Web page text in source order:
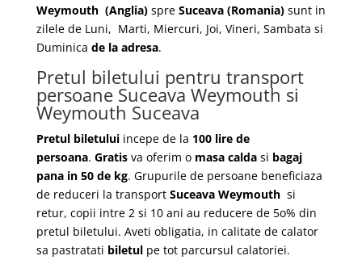
Weymouth (Anglia)spre Suceava (Romania)sunt in
zilele de Luni, Marti, Miercuri, Joi, Vineri, Sambata si
Duminica de la adresa.
Pretul biletului pentru transport
persoane Suceava Weymouth si
Weymouth Suceava
Pretul biletuluiincepe de la 100 lire de
persoana. Gratisva oferim o masa caldasi bagaj
pana in 50 de kg. Grupurile de persoane beneficiaza
de reduceri la transport Suceava Weymouth si
retur, copii intre 2 si 10 ani au reducere de 5o% din
pretul biletului. Aveti obligatia, in calitate de calator
sa pastratati biletulpe tot parcursul calatoriei.